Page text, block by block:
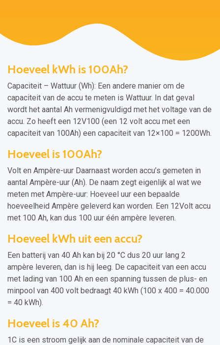
Hoeveel kWh is 100Ah?
Capaciteit – Wattuur (Wh): Een andere manier om de
capaciteit van de accu te meten is Wattuur. In dat geval
wordt het aantal Ah vermenigvuldigd met het voltage van de
accu. Zo heeft een 12V100 (een 12 volt accu met een
capaciteit van 100Ah) een capaciteit van 12×100 = 1200Wh.
Hoeveel is 100Ah?
Volt en Ampère-uur Daarnaast worden accu’s gemeten in
aantal Ampère-uur (Ah). De naam zegt eigenlijk al wat we
meten met Ampère-uur: Hoeveel uur een bepaalde
hoeveelheid Ampère geleverd kan worden. Een 12Volt accu
met 100 Ah, kan dus 100 uur één ampère leveren.
Hoeveel kWh uit een accu?
Een batterij van 40 Ah kan bij 20 °C dus 20 uur lang 2
ampère leveren, dan is hij leeg. De capaciteit van een accu
met lading van 100 Ah en een spanning tussen de plus- en
minpool van 400 volt bedraagt 40 kWh (100 x 400 = 40.000
= 40 kWh).
Hoeveel is 40 Ah?
1C is een stroom gelijk aan de nominale capaciteit van de